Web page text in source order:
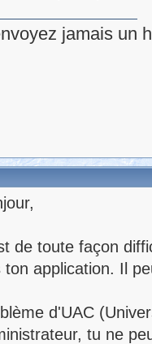
jamais un
de toute façon
ton application. Il
d'UAC
tu ne